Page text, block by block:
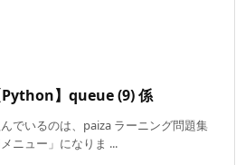
Python】queue (9) 係
でいるのは、paiza ラーニング問題集
メニュー」になりま ...